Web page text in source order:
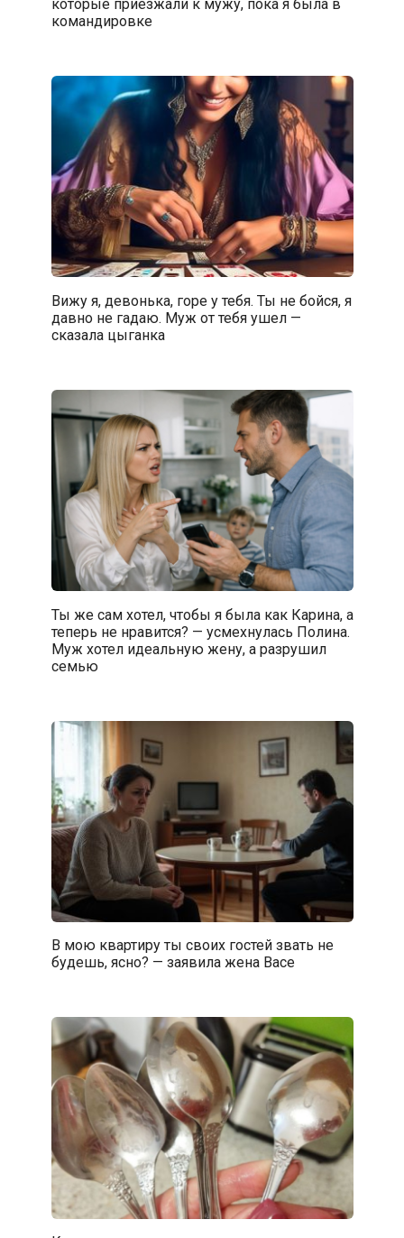
которые приезжали к мужу, пока я была в
командировке
Вижу я, девонька, горе у тебя. Ты не бойся, я
давно не гадаю. Муж от тебя ушел —
сказала цыганка
Ты же сам хотел, чтобы я была как Карина, а
теперь не нравится? — усмехнулась Полина.
Муж хотел идеальную жену, а разрушил
семью
В мою квартиру ты своих гостей звать не
будешь, ясно? — заявила жена Васе